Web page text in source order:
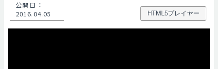
公開日 ：
2016.04.05
HTML5プレイヤー